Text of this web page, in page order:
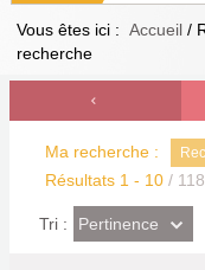
Vous êtes ici : Accueil /
recherche
Ma recherche :
Résultats 1 - 10 /
Tri : (Effet
imédiat)
Pertinence